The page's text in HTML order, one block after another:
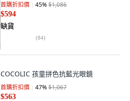
首購折扣價 45%$1,086
$594
缺貨
(84)
COCOLIC 孩童拼色抗藍光眼鏡
首購折扣價 47%$1,067
$563